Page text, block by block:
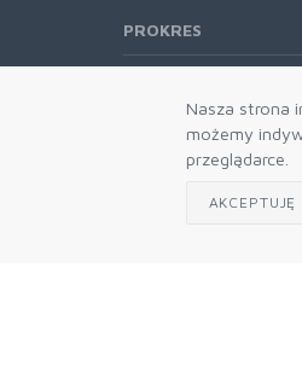
Nasza strona
możemy
przeglądarce.
AKCEPTUJĘ
PROKRES
61 866-92-98
666-021-660
Dział handlowy email: